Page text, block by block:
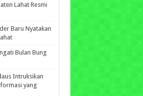
Lahat Resmi
Baru Nyatakan
Bulan Bung
Intruksikan
yang